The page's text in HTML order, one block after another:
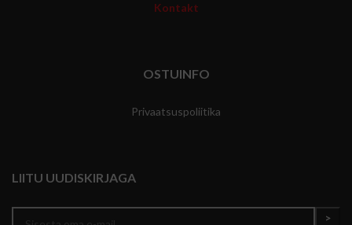
Kontakt
OSTUINFO
Privaatsuspoliitika
LIITU UUDISKIRJAGA